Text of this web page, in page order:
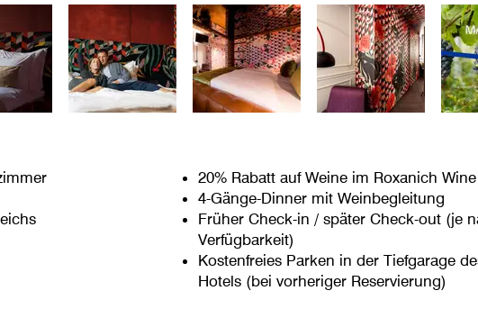
20% Rabatt auf Weine im Roxanich
4-Gänge-Dinner mit Weinbegleitung
Früher Check-in / später Check-out (je
Verfügbarkeit)
Kostenfreies Parken in der Tiefgarage
Hotels (bei vorheriger Reservierung)